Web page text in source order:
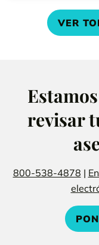
VER
revisar
800-538-4878 |